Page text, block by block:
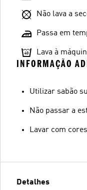
Não lava a
Passa em
Lava à
INFORMAÇÃO
Utilizar sabão
Não passar a
Lavar com
Detalhes